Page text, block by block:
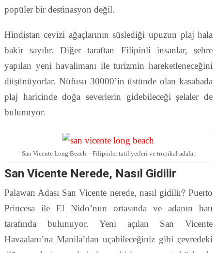
popüler bir destinasyon değil.
Hindistan cevizi ağaçlarının süslediği upuzun plaj hala
bakir sayılır. Diğer taraftan Filipinli insanlar, şehre
yapılan yeni havalimanı ile turizmin hareketleneceğini
düşünüyorlar. Nüfusu 30000’in üstünde olan kasabada
plaj haricinde doğa severlerin gidebileceği şelaler de
bulunuyor.
San Vicente Long Beach – Filipinler tatil yerleri ve tropikal adalar
San Vicente Nerede, Nasıl Gidilir
Palawan Adası San Vicente nerede, nasıl gidilir? Puerto
Princesa ile El Nido’nun ortasında ve adanın batı
tarafında bulunuyor. Yeni açılan San Vicente
Havaalanı’na Manila’dan uçabileceğiniz gibi çevredeki